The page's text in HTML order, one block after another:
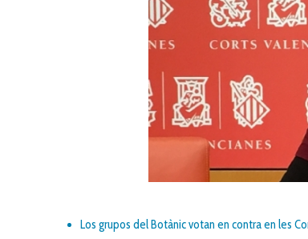
Los grupos del Botànic votan en contra en les